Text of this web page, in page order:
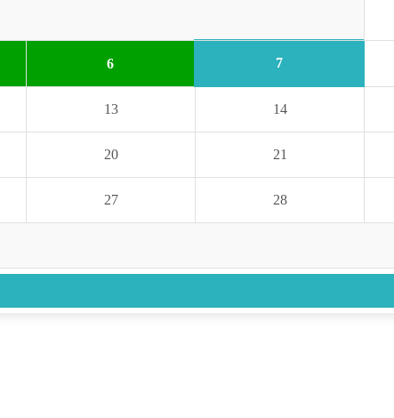
6 7
13 14
20 21
27 28